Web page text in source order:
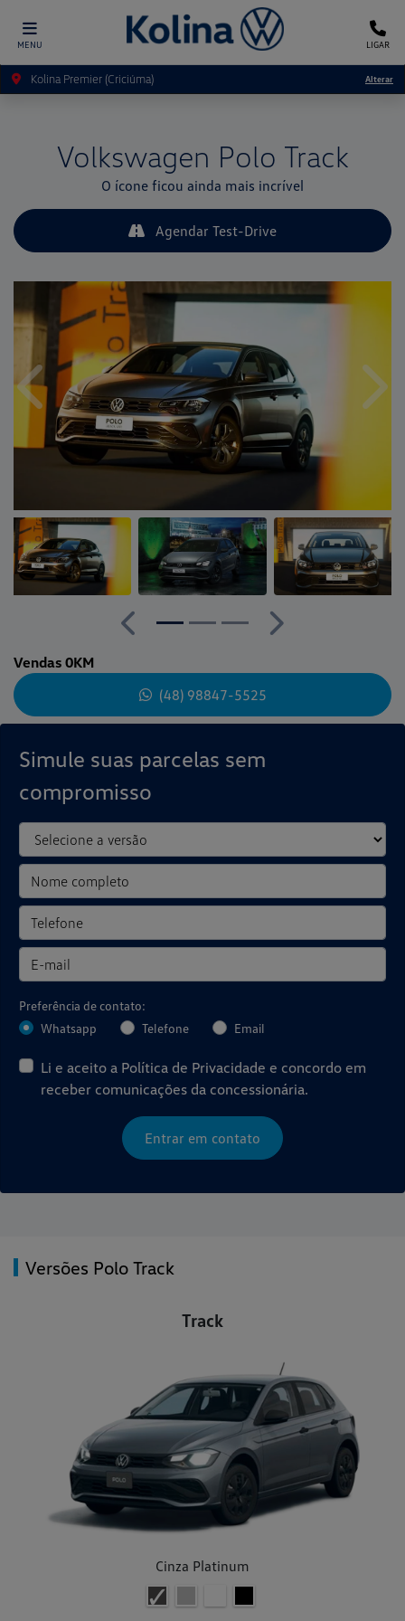
MENU LIGAR
Kolina Premier (Criciúma) Alterar
Volkswagen Polo Track
O ícone ficou ainda mais incrível
Agendar Test-Drive
Simule suas parcelas sem
compromisso
Preferência de contato:
Whatsapp
Telefone Email
Li e aceito a Política de Privacidade e concordo em
receber comunicações da concessionária.
Entrar em contato
Anterior
Anterior
Próximo
Vendas 0KM
(48) 98847-5525
Versões Polo Track
Track
Cinza Platinum